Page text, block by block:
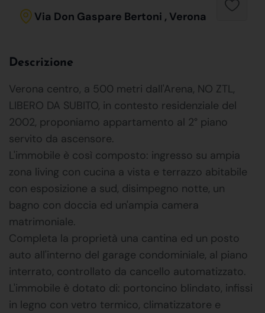
Via Don Gaspare Bertoni , Verona
Descrizione
Verona centro, a 500 metri dall'Arena, NO ZTL,
LIBERO DA SUBITO, in contesto residenziale del
2002, proponiamo appartamento al 2° piano
servito da ascensore.
L'immobile è così composto: ingresso su ampia
zona living con cucina a vista e terrazzo abitabile
con esposizione a sud, disimpegno notte, un
bagno con doccia ed un'ampia camera
matrimoniale.
Completa la proprietà una cantina ed un posto
auto all'interno del garage condominiale, al piano
interrato, controllato da cancello automatizzato.
L'immobile è dotato di: portoncino blindato, infissi
in legno con vetro termico, climatizzatore e